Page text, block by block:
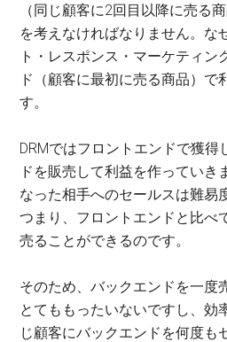
（同じ顧客に2回目以降に売る
を考えなければなりません。な
ト・レスポンス・マーケティン
ド（顧客に最初に売る商品）で
す。
DRMではフロントエンドで獲得
ドを販売して利益を作っていき
なった相手へのセールスは難易
つまり、フロントエンドと比べ
売ることができるのです。
そのため、バックエンドを一度
とてももったいないですし、効
じ顧客にバックエンドを何度も